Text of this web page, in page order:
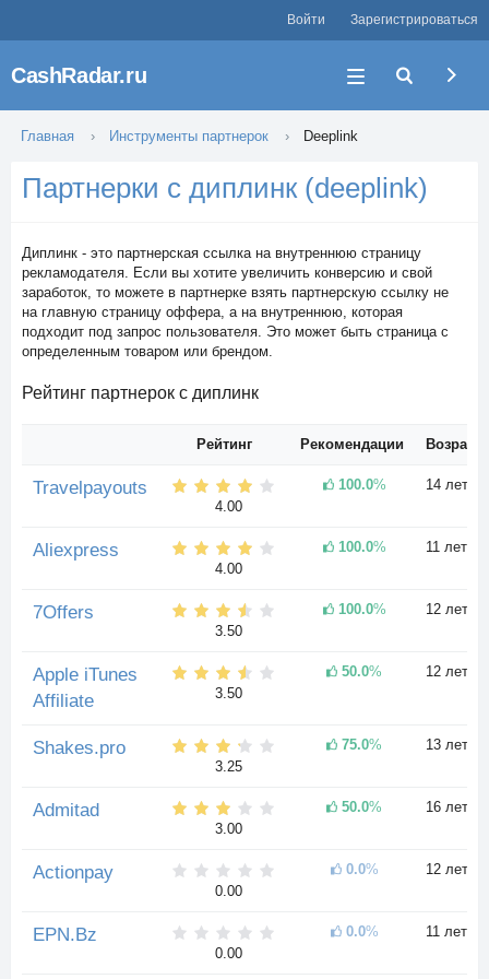
Войти Зарегистрироваться
CashRadar.ru
Главная Инструменты партнерок Deeplink
Партнерки с диплинк (deeplink)
Диплинк - это партнерская ссылка на внутреннюю страницу
рекламодателя. Если вы хотите увеличить конверсию и свой
заработок, то можете в партнерке взять партнерскую ссылку не
на главную страницу оффера, а на внутреннюю, которая
подходит под запрос пользователя. Это может быть страница с
определенным товаром или брендом.
Рейтинг партнерок с диплинк
Рейтинг Рекомендации Возраст
Travelpayouts
4.00
100.0% 14 лет
Aliexpress
4.00
100.0% 11 лет
7Offers
3.50
100.0% 12 лет
Apple iTunes
Affiliate
3.50
50.0% 12 лет
Shakes.pro
3.25
75.0% 13 лет
Admitad
3.00
50.0% 16 лет
Actionpay
0.00
0.0% 12 лет
EPN.Bz
0.00
0.0% 11 лет